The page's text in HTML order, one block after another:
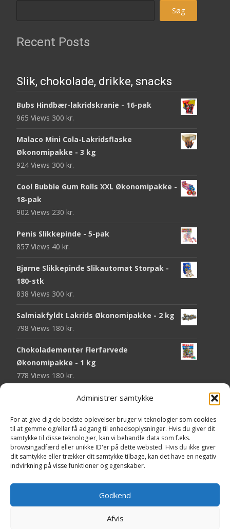
Administrer samtykke
For at give dig de bedste oplevelser bruger vi teknologier som cookies
til at gemme og/eller få adgang til enhedsoplysninger. Hvis du giver dit
samtykke til disse teknologier, kan vi behandle data som f.eks.
browsingadfærd eller unikke ID'er på dette websted. Hvis du ikke giver
dit samtykke eller trækker dit samtykke tilbage, kan det have en negativ
indvirkning på visse funktioner og egenskaber.
Godkend
Afvis
Søg
Recent Posts
Slik, chokolade, drikke, snacks
Bubs Hindbær-lakridskranie - 16-pak
965 Views 300 kr.
Malaco Mini Cola-Lakridsflaske
Økonomipakke - 3 kg
924 Views 300 kr.
Cool Bubble Gum Rolls XXL Økonomipakke -
18-pak
902 Views 230 kr.
Penis Slikkepinde - 5-pak
857 Views 40 kr.
Bjørne Slikkepinde Slikautomat Storpak -
180-stk
838 Views 300 kr.
Salmiakfyldt Lakrids Økonomipakke - 2 kg
798 Views 180 kr.
Chokolademønter Flerfarvede
Økonomipakke - 1 kg
778 Views 180 kr.
Malaco Stjerner Lakrids - 92 gram
Pringles Hot & Spicy - 165 gram
751 Views40 kr.
Fini Krudttønder Tyggegummi